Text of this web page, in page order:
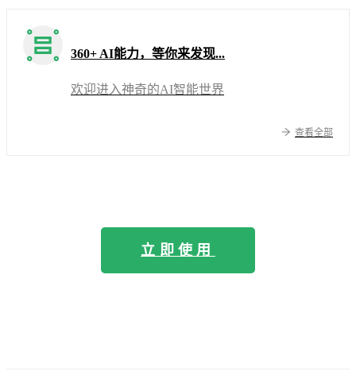
360+ AI能力，等你来发现...
欢迎进入神奇的AI智能世界
查看全部
立即使用